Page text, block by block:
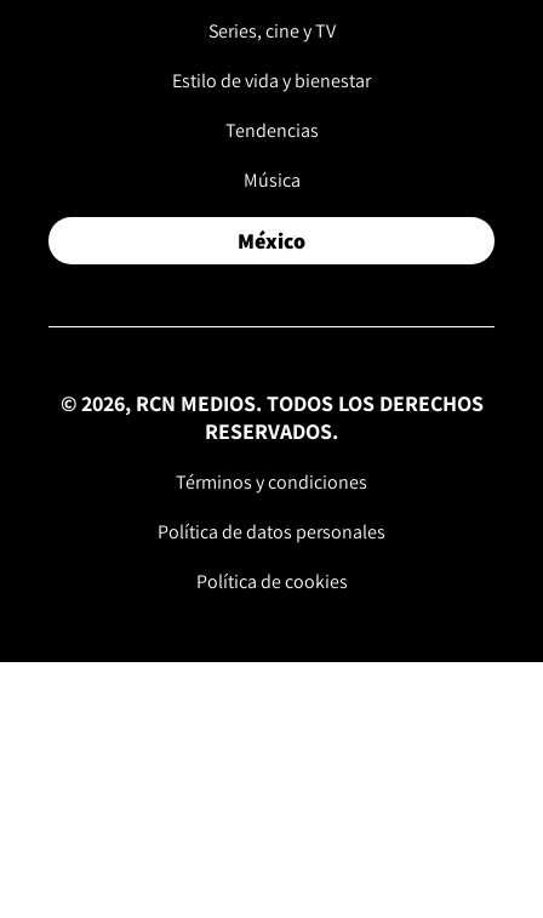
Series, cine y TV
Estilo de vida y bienestar
Tendencias
Música
México
© 2026, RCN MEDIOS. TODOS LOS DERECHOS
RESERVADOS.
Términos y condiciones
Política de datos personales
Política de cookies